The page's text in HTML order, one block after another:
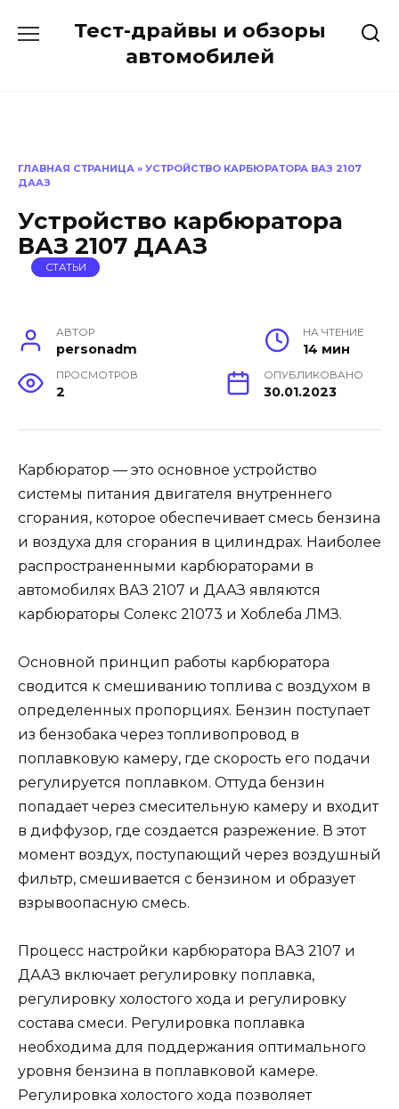
Тест-драйвы и обзоры
автомобилей
ГЛАВНАЯ СТРАНИЦА » УСТРОЙСТВО КАРБЮРАТОРА ВАЗ 2107
ДААЗ
Устройство карбюратора
ВАЗ 2107 ДААЗ
СТАТЬИ
АВТОР
personadm
НА ЧТЕНИЕ
14 мин
ПРОСМОТРОВ
2
ОПУБЛИКОВАНО
30.01.2023
Карбюратор — это основное устройство
системы питания двигателя внутреннего
сгорания, которое обеспечивает смесь бензина
и воздуха для сгорания в цилиндрах. Наиболее
распространенными карбюраторами в
автомобилях ВАЗ 2107 и ДААЗ являются
карбюраторы Солекс 21073 и Хоблеба ЛМЗ.
Основной принцип работы карбюратора
сводится к смешиванию топлива с воздухом в
определенных пропорциях. Бензин поступает
из бензобака через топливопровод в
поплавковую камеру, где скорость его подачи
регулируется поплавком. Оттуда бензин
попадает через смесительную камеру и входит
в диффузор, где создается разрежение. В этот
момент воздух, поступающий через воздушный
фильтр, смешивается с бензином и образует
взрывоопасную смесь.
Процесс настройки карбюратора ВАЗ 2107 и
ДААЗ включает регулировку поплавка,
регулировку холостого хода и регулировку
состава смеси. Регулировка поплавка
необходима для поддержания оптимального
уровня бензина в поплавковой камере.
Регулировка холостого хода позволяет